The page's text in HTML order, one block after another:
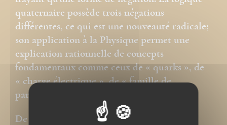
quaternaire possède trois négations
différentes, ce qui est une nouveauté radicale;
son application à la Physique permet une
explication rationnelle de concepts
fondamentaux comme ceux de « quarks », de
« charge électrique », de « famille de
particules »…
De ses travaux d’exégèse biblique, on peut